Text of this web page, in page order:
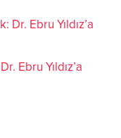
Ebru Yıldız’a